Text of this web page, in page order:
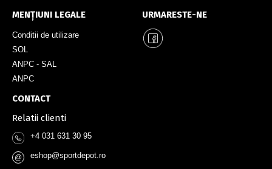
MENȚIUNI LEGALE
Conditii de utilizare
SOL
ANPC - SAL
ANPC
URMARESTE-NE
CONTACT
Relatii clienti
+4 031 631 30 95
@ eshop@sportdepot.ro